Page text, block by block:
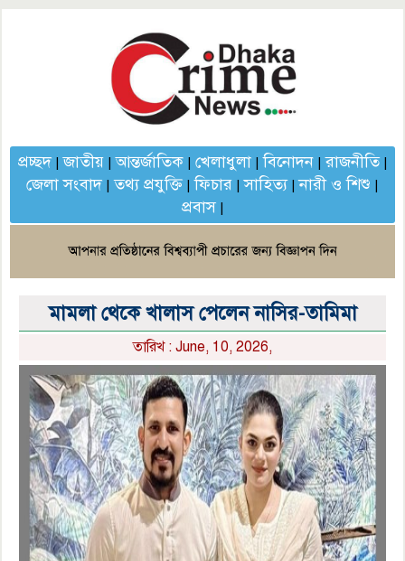
প্রচ্ছদ|জাতীয়|আন্তর্জাতিক| খেলাধুলা|বিনোদন|রাজনীতি|
জেলা সংবাদ|তথ্য প্রযুক্তি |ফিচার |সাহিত্য|নারী ও শিশু |
প্রবাস|
মামলা থেকে খালাস পেলেন নাসির-তামিমা
তারিখ : June, 10, 2026,